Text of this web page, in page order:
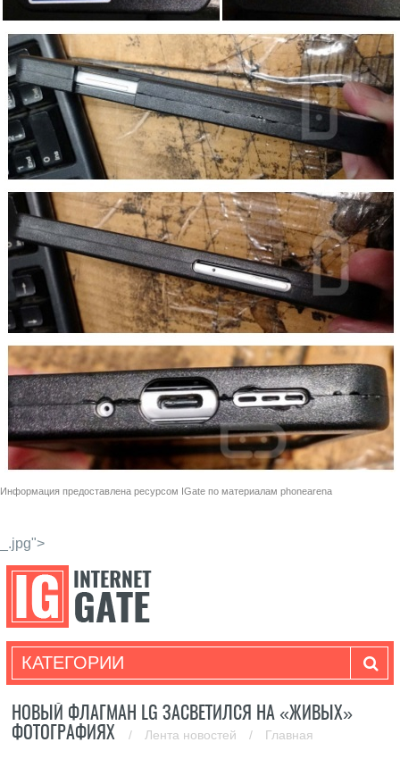
Информация предоставлена ресурсом IGate по материалам phonearena
_.jpg">
КАТЕГОРИИ
НОВЫЙ ФЛАГМАН LG ЗАСВЕТИЛСЯ НА «ЖИВЫХ»
ФОТОГРАФИЯХ
/ Лента новостей / Главная